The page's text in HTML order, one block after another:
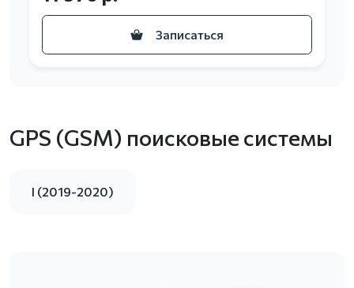
Записаться
GPS (GSM) поисковые системы
I (2019-2020)